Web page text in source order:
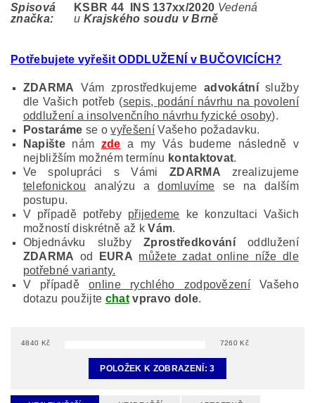
Spisová
značka:
KSBR 44 INS 137xx/2020 Vedená
u Krajského soudu v Brně
Potřebujete vyřešit ODDLUŽENÍ v BUČOVICÍCH?
ZDARMA Vám zprostředkujeme advokátníslužby
dle Vašich potřeb (sepis, podání návrhu na povolení
oddlužení a insolvenčního návrhu fyzické osoby).
Postaráme se ovyřešeníVašeho požadavku.
Napištenám zde a my Vás budeme následně v
nejbližším možném termínu kontaktovat.
Ve spolupráci s Vámi ZDARMA zrealizujeme
telefonickou analýzu adomluvíme se na dalším
postupu.
V případě potřeby přijedeme ke konzultaci Vašich
možností diskrétně až kVám.
Objednávku služby
Zprostředkováníoddlužení
ZDARMA od EURA můžete zadat online níže dle
potřebné varianty.
V případěonline rychlého zodpovězení Vašeho
dotazu použijte chatvpravo dole.
4840 Kč 7260 Kč
POLOŽEK K ZOBRAZENÍ:3